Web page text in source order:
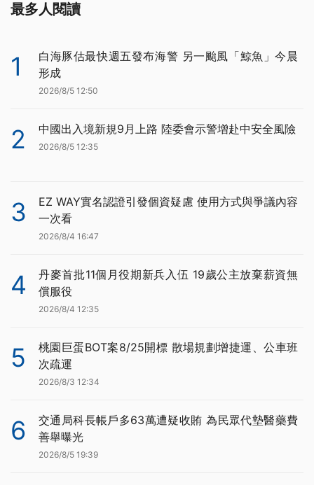
最多人閱讀
1
白海豚估最快週五發布海警 另一颱風「鯨魚」今晨
形成
2026/8/5 12:50
2 中國出入境新規9月上路 陸委會示警增赴中安全風險
2026/8/5 12:35
3
EZ WAY實名認證引發個資疑慮 使用方式與爭議內容
一次看
2026/8/4 16:47
4
丹麥首批11個月役期新兵入伍 19歲公主放棄薪資無
償服役
2026/8/4 12:35
5
桃園巨蛋BOT案8/25開標 散場規劃增捷運、公車班
次疏運
2026/8/3 12:34
6
交通局科長帳戶多63萬遭疑收賄 為民眾代墊醫藥費
善舉曝光
2026/8/5 19:39